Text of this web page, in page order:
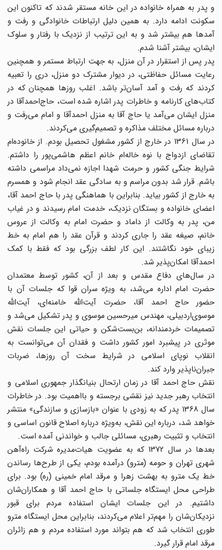
و پدر به همراه خانواده در این خانه مستقر شدند که تاکنون این
سکونت ادامه دارد. به همین دلیل ارتباطات خانوادگی و رفت و
آمد‌ها هم بیشتر شد و به این ترتیب از نزدیک با رفتار و سلوک
ایشان، بیشتر آشنا شدم.
پدر پس از استقرار در آن منزل، به جهت ارتباط مستمر و همچنین
رعایت مسائل حفاظتی، در دیوار مشترک دو منزل، دری را تعبیه
کردند که رفت و آمد آسان‌تر باشد. اغلب روزها همچنان که در
کتاب‌های کارنامه و خاطرات پدر اشاره شده است، حاج‌احمدآقا در
منزل ایشان می‌آمد یا حاج آقا به منزل احمدآقا و امام می‌رفت و
درباره مسائل مختلف مذاکره و تصمیم‌گیری می‌کردند.
در سال 1361 در خارج از کشور مشغول تحصیل بودم. از خانوده‌ام
تقاضای ازدواج با نوه خاله‌ام خانم اعظم هاشمی‌پور را داشتم.
شرایط جنگی کشور و حرمت شهدا اجازه نمی‌داد مراسمی داشته
باشم. قرار شد بدون مراسم و به سادگی عقد انجام شود و همسرم
به خارج از کشور بیاید. بنابراین با هماهنگی پدر با حاج احمد آقا،
اعضای خانواده و بستگان نزدیک، خدمت امام رسیدند و در غیاب
من، پدر به وکالت از داماد و حضرت امام به وکالت از عروس
خانم، صیغه عقد را جاری کردند و قرآن عقد را هم امام به خط
زیبای خود نگاشتند. این کار لطف بزرگی بود که فقط با کمک
احمدآقا امکان‌پذیر شد.
در سال‌های دفاع مقدس و بعد از آن، کشور توسط معتمدان
حضرت امام اداره می‌شد، به ویژه سران قوا که جلسات آن با
حضور حاج احمد آقا، حضرت آیت‌الله خامنه‌ای، آیت‌الله
موسوی‌اردبیلی، مهندس میرحسین موسوی و پدر تشکیل می‌شد و
تصمیمات خردمندانه، بن‌بست‌شکن و حیاتی این جلسات نقش
موثری در پیشبرد امور کشور داشت و فقدان آن می‌توانست به
انقلاب نوپای اسلامی در شرایط سخت آن روزها، ضربات
جبران‌ناپذیر وارد کند.
نقش حاج احمد آقا در زمان ارتحال بنیانگذار جمهوری اسلامی و
انتخاب رهبر جدید نیز نقشی برجسته و بااهمیت بود. در خاطرات
سال 1368 پدر که به زودی با عنوان «بازسازی و سازندگی» منتشر
خواهد شد، درباره این نقش، به‌ویژه درباره اصلاح قانون اساسی و
انتخاب و تثبیت رهبری، مسائلی جالب و خواندنی آمده است.
بعدها در سال 1372 که به عضویت هیات‌مدیره شرکت راه‌آهن
شهری تهران و حومه (مترو) درآمده بودم، یکی از طرح‌ها رساندن
خط یک مترو به بهشت زهرا و مرقد امام خمینی (ره) بود. برای
طراحی محل ایستگاه جلساتی با حاج احمد آقا و همکاران‌شان
داشتیم. در این جلسات ایشان استفاده مردم برای قبور
نزدیکان‌شان را مهم‌تر اعلام می‌کردند، بنابراین محل ایستگاه مترو
طوری انتخاب شد که هم بتواند مورد استفاده مردم و هم زائران
مرقد امام قرار گیرد.